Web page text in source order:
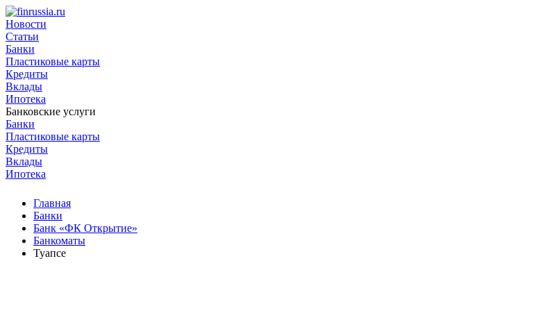
Новости
Статьи
Банки
Пластиковые карты
Кредиты
Вклады
Ипотека
Банковские услуги
Банки
Пластиковые карты
Кредиты
Вклады
Ипотека
Главная
Банки
Банк «ФК Открытие»
Банкоматы
Туапсе